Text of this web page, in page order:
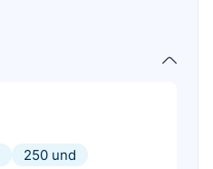
250 und